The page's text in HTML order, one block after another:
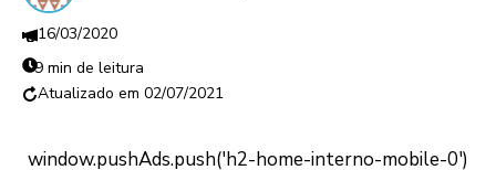
16/03/2020
9 min de leitura
02/07/2021